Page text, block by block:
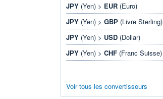
JPY (Yen) > EUR (Euro)
JPY (Yen) > GBP (Livre Sterling)
JPY (Yen) > USD (Dollar)
JPY (Yen) > CHF (Franc Suisse)
Voir tous les convertisseurs